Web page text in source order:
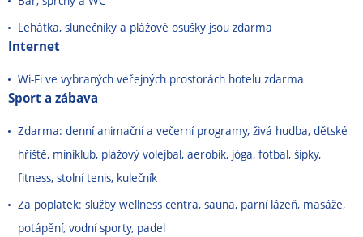
Lehátka, slunečníky a plážové osušky jsou zdarma
Internet
Wi-Fi ve vybraných veřejných prostorách hotelu zdarma
Sport a zábava
Zdarma: denní animační a večerní programy, živá hudba, dětské
hřiště, miniklub, plážový volejbal, aerobik, jóga, fotbal, šipky,
fitness, stolní tenis, kulečník
Za poplatek: služby wellness centra, sauna, parní lázeň, masáže,
potápění, vodní sporty, padel